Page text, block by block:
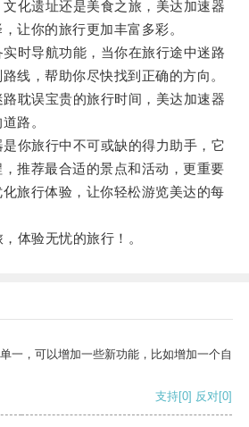
遗址还是美食之旅，美达加速器
让你的旅行更加丰富多彩。
导航功能，当你在旅行途中迷路
线，帮助你尽快找到正确的方向。
误宝贵的旅行时间，美达加速器
路。
旅行中不可或缺的得力助手，它
推荐最合适的景点和活动，更重要
旅行体验，让你轻松游览美达的每
验无忧的旅行！。
一，可以增加一些新功能，比如增加一个自
支持[0] 反对[0]